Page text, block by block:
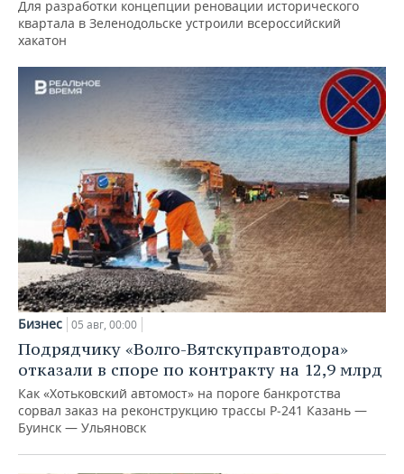
Для разработки концепции реновации исторического
квартала в Зеленодольске устроили всероссийский
хакатон
Бизнес 05 авг, 00:00
Подрядчику «Волго-Вятскуправтодора»
отказали в споре по контракту на 12,9 млрд
Как «Хотьковский автомост» на пороге банкротства
сорвал заказ на реконструкцию трассы Р‑241 Казань —
Буинск — Ульяновск